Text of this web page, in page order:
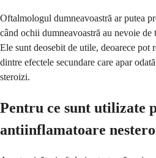
Oftalmologul dumneavoastră ar putea
când ochii dumneavoastră au nevoie
Ele sunt deosebit de utile, deoarece pot
dintre efectele secundare care apar
steroizi.
Pentru ce sunt utilizate
antiinflamatoare